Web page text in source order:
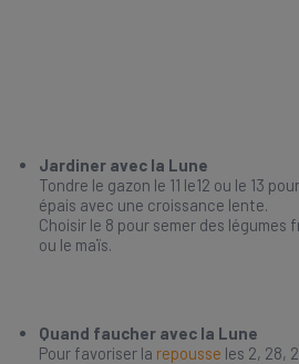
Jardiner avec la Lune
Tondre le gazon le 11 le12 ou le 13
épais avec une croissance lente.
Choisir le 8 pour semer des
ou le maïs.
Quand faucher avec la Lune
Pour favoriser la repousse les 2, 28,